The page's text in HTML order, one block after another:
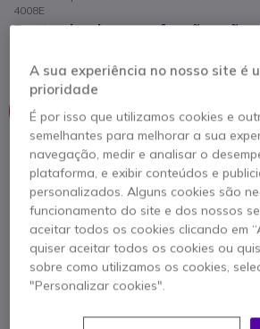
4008E
Poste simples com função
Este produto já não é fabricado
Para melhor satisfazer as suas
uma lista de produtos
Ver produtos
Contacte os nossos peritos -
800 780 300
F.A.Q
A sua experiência no nosso site é
prioridade
É por isso que utilizamos cookies e
semelhantes para melhorar a sua
navegação, medir e analisar o
plataforma, e exibir conteúdos e
personalizados. Alguns cookies são
funcionamento do site e dos nossos
aceitar todos os cookies clicando em
quiser aceitar todos os cookies ou
sobre como utilizamos os cookies,
"Personalizar cookies".